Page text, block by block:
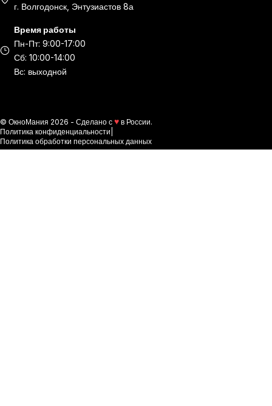
г. Волгодонск, Энтузиастов 8а
Время работы
Пн-Пт: 9:00-17:00
Сб: 10:00-14:00
Вс: выходной
© ОкноМания 2026 - Сделано с
в России.
Политика конфиденциальности
Политика обработки персональных данных